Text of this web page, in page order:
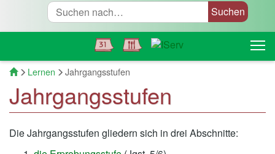
Suche
Startseite
Lernen Jahrgangsstufen
Jahrgangsstufen
Die Jahrgangsstufen gliedern sich in drei Abschnitte: